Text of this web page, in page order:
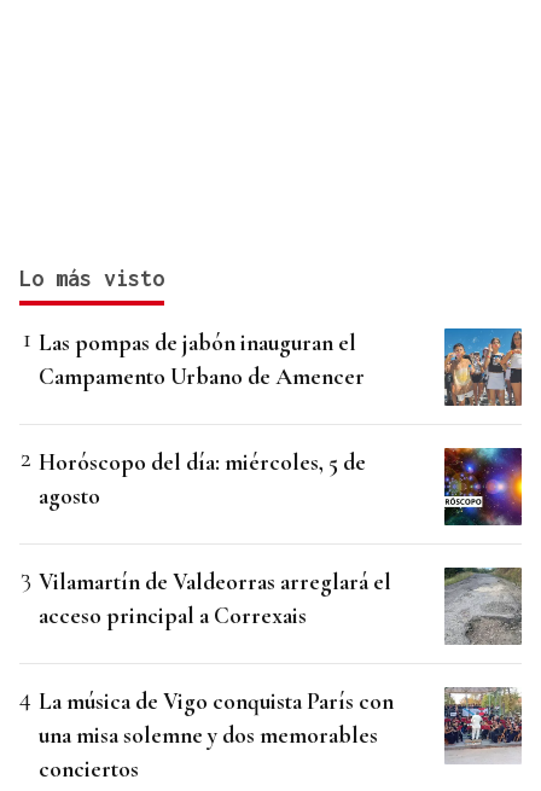
Lo más visto
Las pompas de jabón inauguran el
Campamento Urbano de Amencer
Horóscopo del día: miércoles, 5 de
agosto
Vilamartín de Valdeorras arreglará el
acceso principal a Correxais
La música de Vigo conquista París con
una misa solemne y dos memorables
conciertos